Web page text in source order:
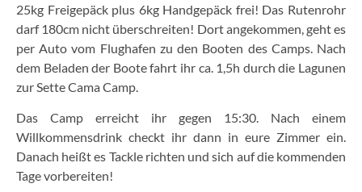
25kg Freigepäck plus 6kg Handgepäck frei! Das Rutenrohr
darf 180cm nicht überschreiten! Dort angekommen, geht es
per Auto vom Flughafen zu den Booten des Camps. Nach
dem Beladen der Boote fahrt ihr ca. 1,5h durch die Lagunen
zur Sette Cama Camp.
Das Camp erreicht ihr gegen 15:30. Nach einem
Willkommensdrink checkt ihr dann in eure Zimmer ein.
Danach heißt es Tackle richten und sich auf die kommenden
Tage vorbereiten!